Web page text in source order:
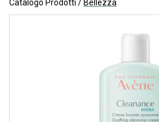
Catalogo Prodotti / Bellezza